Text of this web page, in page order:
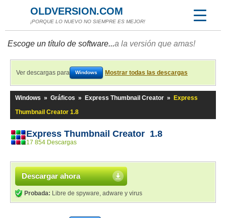
OLDVERSION.COM
¡PORQUE LO NUEVO NO SIEMPRE ES MEJOR!
Escoge un título de software...a la versión que amas!
Ver descargas para Windows Mostrar todas las descargas
Windows » Gráficos » Express Thumbnail Creator »
Express
Thumbnail Creator 1.8
Express Thumbnail Creator 1.8
17 854 Descargas
Descargar ahora
Probada: Libre de spyware, adware y virus